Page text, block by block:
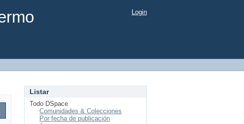
Login
Listar
Todo DSpace
Comunidades & Colecciones
Por fecha de publicación